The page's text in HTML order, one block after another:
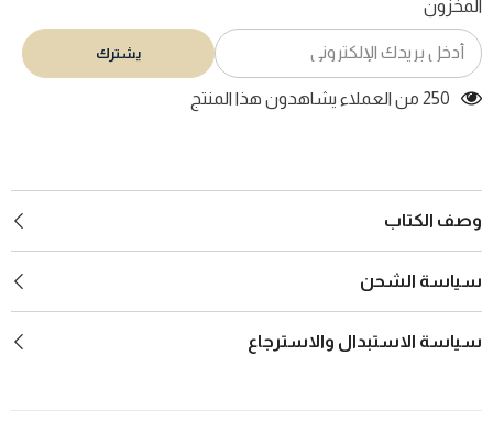
المخزون
يشترك
250 من العملاء يشاهدون هذا المنتج
وصف الكتاب
سياسة الشحن
سياسة الاستبدال والاسترجاع